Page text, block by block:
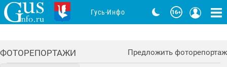
ФОТОРЕПОРТАЖИ Предложить фоторепортаж
Гусь-Инфо